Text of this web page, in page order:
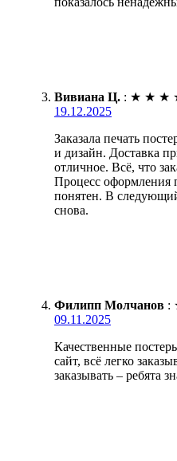
Вивиана Ц. : ★ ★ ★
19.12.2025
Заказала печать
и дизайн. Доставка
отличное. Всё, что
Процесс оформления
понятен. В
снова.
Филипп Молчанов :
09.11.2025
Качественные
сайт, всё легко
заказывать – ребята